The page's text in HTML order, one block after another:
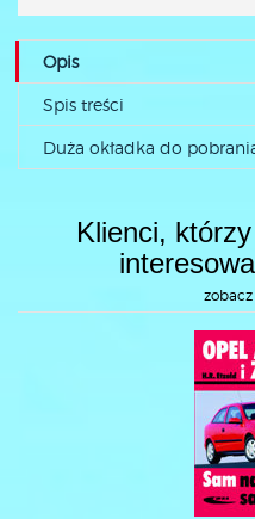
Opis
Spis treści
Duża okładka do
Klienci,
zobacz